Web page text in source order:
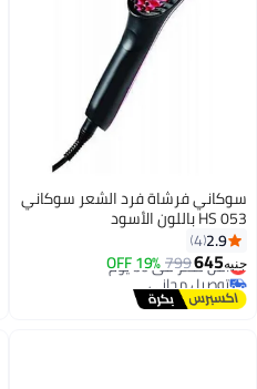
سوكاني فرشاة فرد الشعر سوكاني
HS 053 باللون الأسود
2.9
4
جنيه645
799
19% OFFأقل سعر في 30 يوم
توصيل مجاني
أقل سعر في 30 يوم